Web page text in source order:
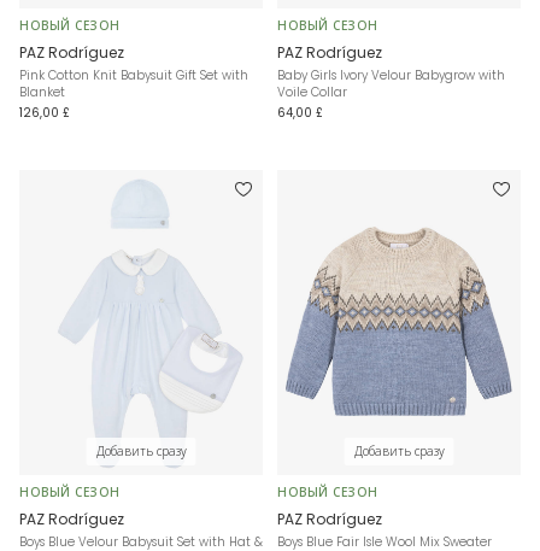
НОВЫЙ СЕЗОН
PAZ Rodríguez
Pink Cotton Knit Babysuit Gift Set with
Blanket
126,00 £
НОВЫЙ СЕЗОН
PAZ Rodríguez
Baby Girls Ivory Velour Babygrow with
Voile Collar
64,00 £
Добавить сразу
НОВЫЙ СЕЗОН
PAZ Rodríguez
Boys Blue Velour Babysuit Set with Hat &
Добавить сразу
НОВЫЙ СЕЗОН
PAZ Rodríguez
Boys Blue Fair Isle Wool Mix Sweater